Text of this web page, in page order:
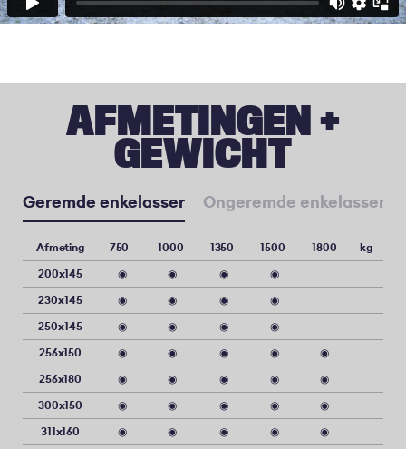
AFMETINGEN +
GEWICHT
Geremde enkelasser Ongeremde enkelasser
Afmeting 750 1000 1350 1500 1800
kg
200x145
◉ ◉ ◉
◉
230x145
◉ ◉ ◉
◉
250x145
◉ ◉ ◉
◉
256x150
◉ ◉ ◉ ◉
◉
256x180
◉ ◉ ◉ ◉
◉
300x150
◉ ◉ ◉ ◉
◉
311x160
◉ ◉ ◉ ◉
◉